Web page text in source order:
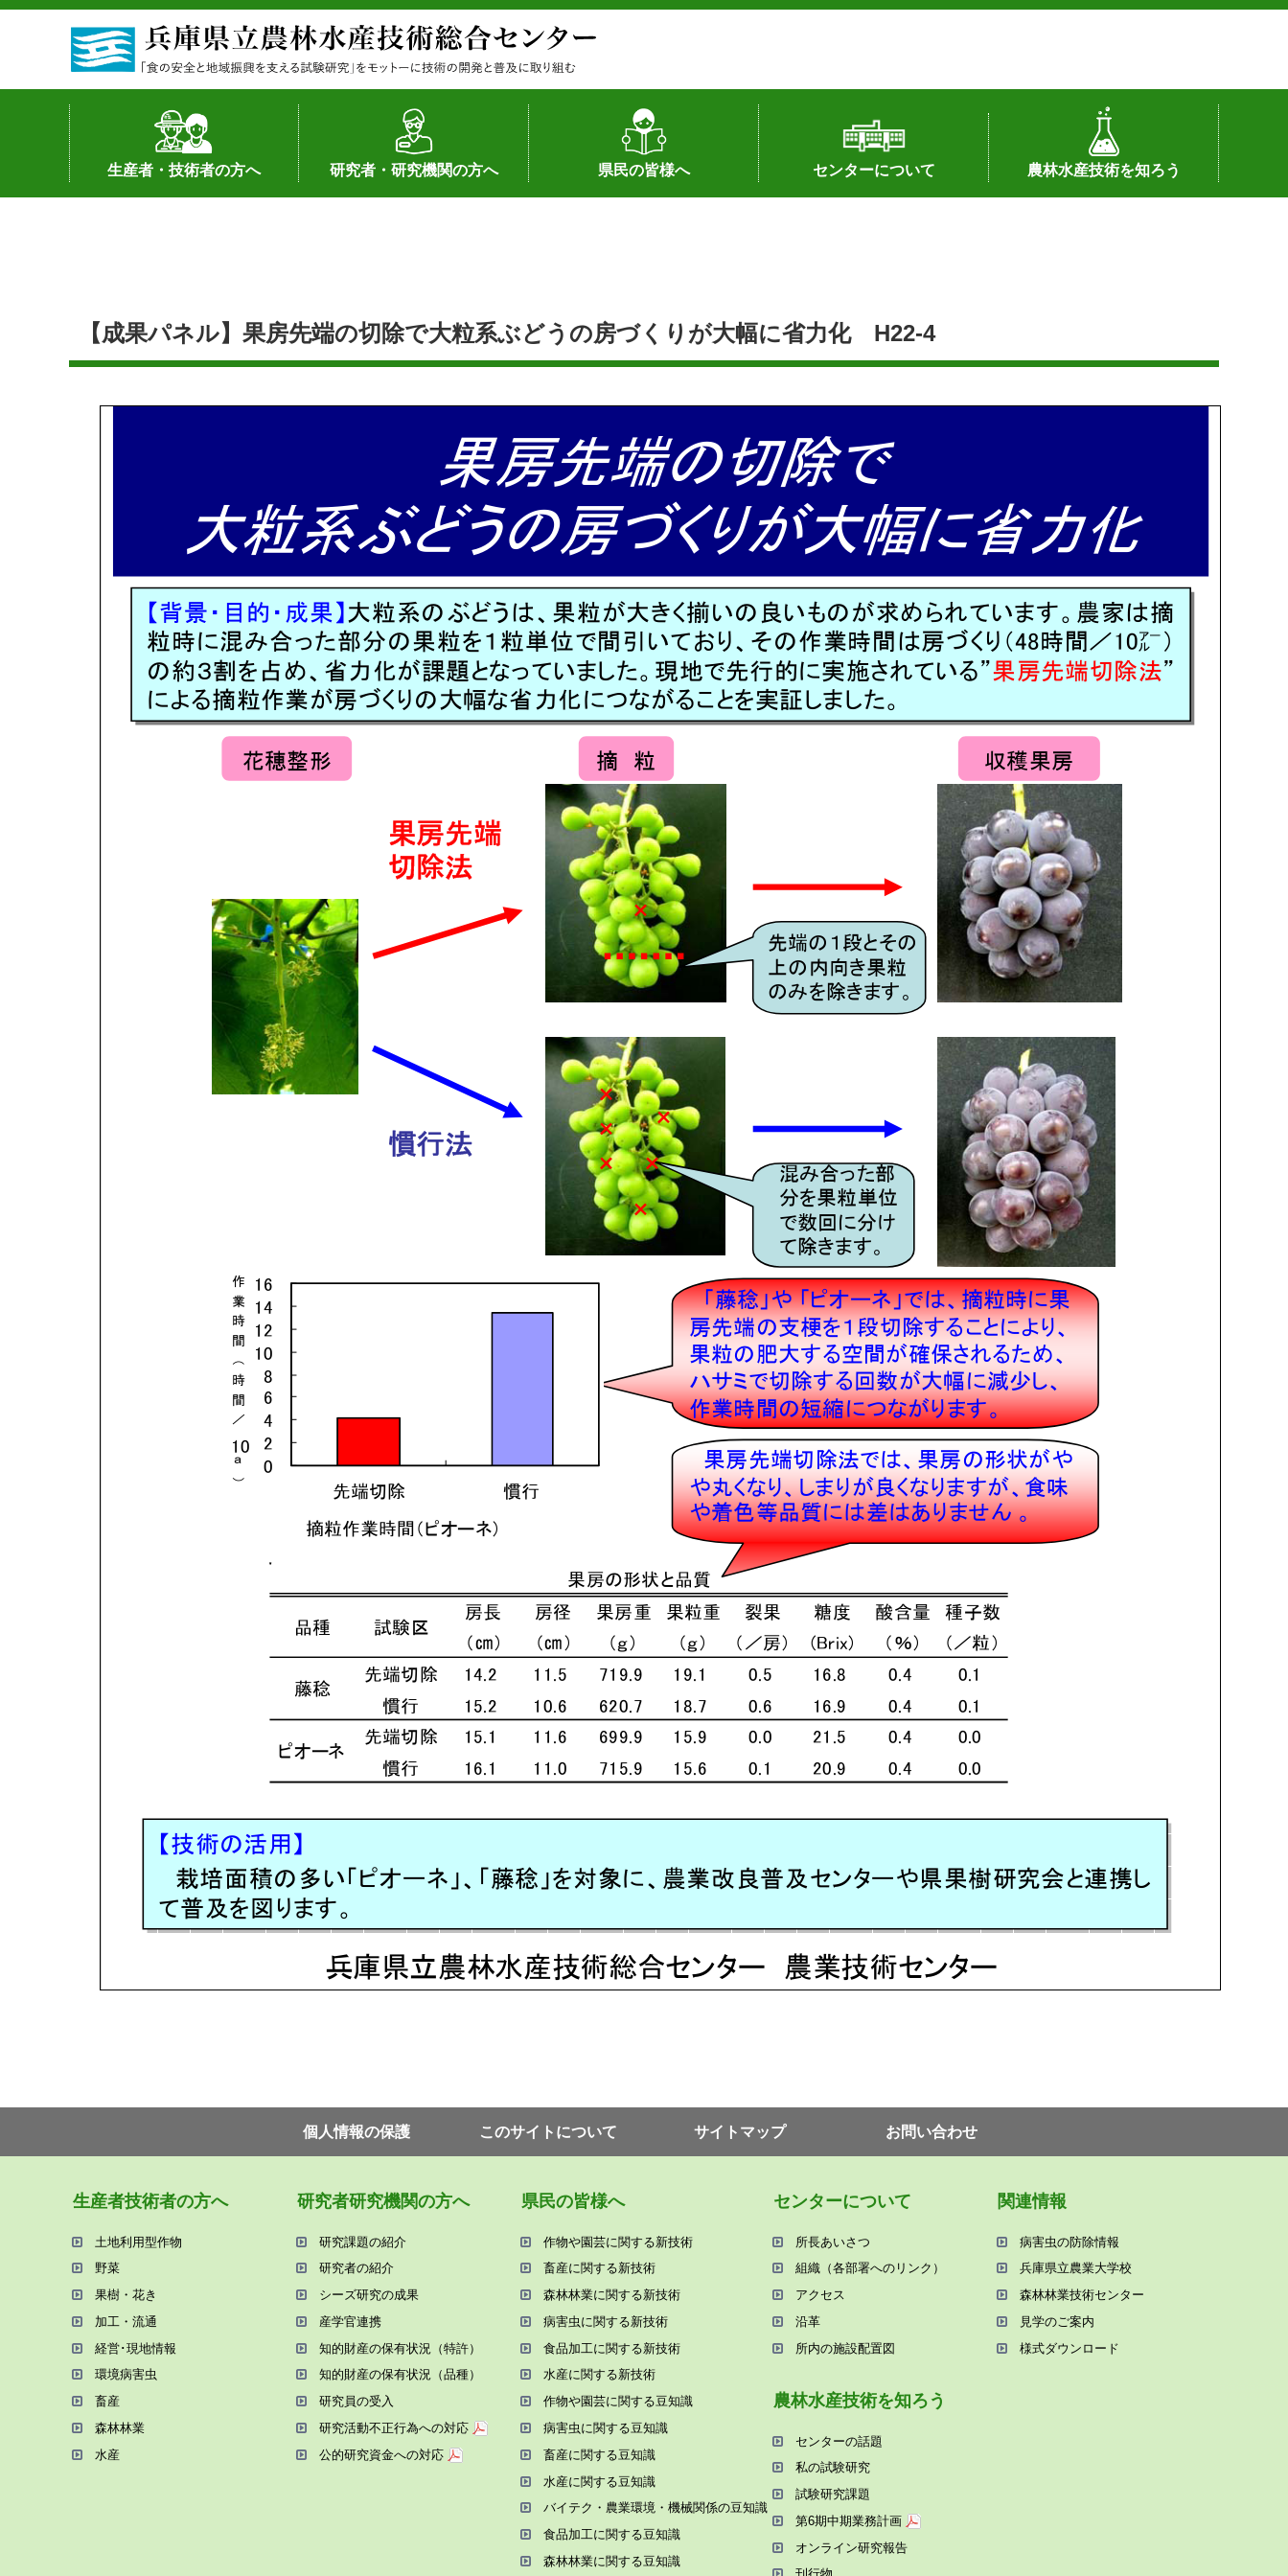
生産者・技術者の方へ
土地利用型作物
野菜
果樹・花き
加工・流通
経営･現地情報
環境病害虫
畜産
森林林業
水産
基幹種雄牛の紹介
研究者・研究機関の方へ
研究者の紹介
シーズ研究の成果
産学官連携
知的財産の保有状況（特許）
知的財産の保有状況（品種）
研究員の受入
研究活動不正行為への対応
公的研究資金への対応
県民の皆様へ
作物や園芸に関する新技術
畜産に関する新技術
森林林業に関する新技術
病害虫に関する新技術
食品加工に関する新技術
水産に関する新技術
作物や園芸に関する豆知識
病害虫に関する豆知識
畜産に関する豆知識
水産に関する豆知識
バイテク・農業環境・機械関係
食品加工に関する豆知識
森林林業に関する豆知識
センターについて
所長あいさつ
組織（各部署へのリンク）
アクセス
沿革
所内の施設配置図
農林水産技術を知ろう
センターの話題
私の試験研究
試験研究課題
第6期中期業務計画
オンライン研究報告
刊行物
知的財産に関する相談窓口
【成果パネル】果房先端の切除で大粒系ぶどうの房づくりが大幅に省力化 H22-4
個⼈情報の保護 このサイトについて サイトマップ お問い合わせ
⽣産者技術者の⽅へ
⼟地利⽤型作物
野菜
果樹・花き
加⼯・流通
経営･現地情報
環境病害⾍
畜産
森林林業
⽔産
研究者研究機関の⽅へ
研究課題の紹介
研究者の紹介
シーズ研究の成果
産学官連携
知的財産の保有状況（特許）
知的財産の保有状況（品種）
研究員の受⼊
研究活動不正⾏為への対応
公的研究資金への対応
県⺠の皆様へ
作物や園芸に関する新技術
畜産に関する新技術
森林林業に関する新技術
病害⾍に関する新技術
⾷品加⼯に関する新技術
⽔産に関する新技術
作物や園芸に関する⾖知識
病害⾍に関する⾖知識
畜産に関する⾖知識
⽔産に関する⾖知識
バイテク・農業環境・機械関係の⾖知識
⾷品加⼯に関する⾖知識
森林林業に関する⾖知識
センターについて
所⻑あいさつ
組織（各部署へのリンク）
アクセス
沿⾰
所内の施設配置図
農林⽔産技術を知ろう
センターの話題
私の試験研究
試験研究課題
第6期中期業務計画
オンライン研究報告
関連情報
病害⾍の防除情報
兵庫県⽴農業⼤学校
森林林業技術センター
⾒学のご案内
様式ダウンロード